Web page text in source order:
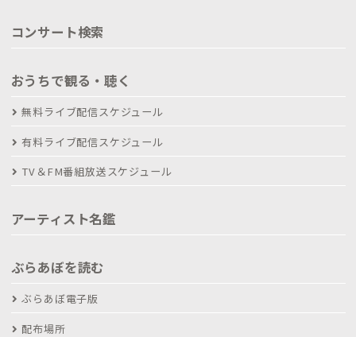
コンサート検索
おうちで観る・聴く
無料ライブ配信スケジュール
有料ライブ配信スケジュール
TV＆FM番組放送スケジュール
アーティスト名鑑
ぶらあぼを読む
ぶらあぼ電子版
配布場所